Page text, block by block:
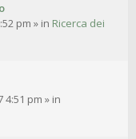
pm » in Ricerca dei
4:51 pm » in